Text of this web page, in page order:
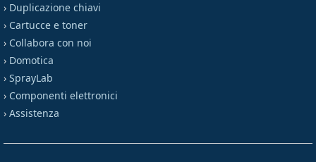
› Duplicazione chiavi
› Cartucce e toner
› Collabora con noi
› Domotica
› SprayLab
› Componenti elettronici
› Assistenza